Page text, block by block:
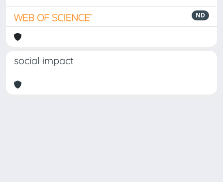
ND
social impact